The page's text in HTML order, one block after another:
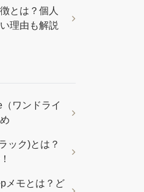
とは？個人
理由も解説
（ワンドライ
ック)とは？
メモとは？ど